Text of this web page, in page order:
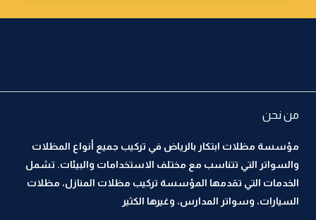
من نحن
مؤسسة مظلات ابتكار بالرياض في تركيب جميع أنواع المظلات
والسواتر التي تتناسب مع مختلف الاستخدامات والبيئات. تشمل
الخدمات التي تقدمها المؤسسة تركيب مظلات المنازل، مظلات
السيارات، وسواتر المدارس، وغيرها الكثير